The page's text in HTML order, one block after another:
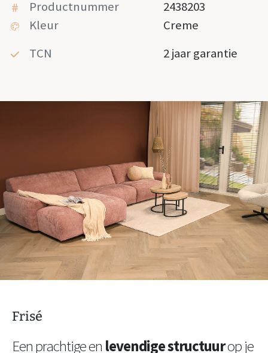
Productnummer
2438203
Kleur
Creme
TCN
2 jaar garantie
Frisé
Een prachtige en levendige structuurop je